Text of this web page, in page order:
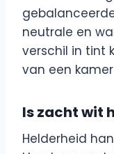
neutrale en
verschil in tint
van een
Is zacht wit
Helderheid